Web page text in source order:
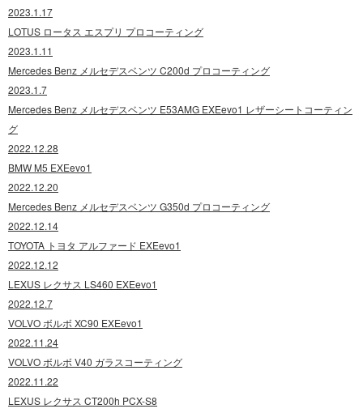
2023.1.17
LOTUS ロータス エスプリ プロコーティング
2023.1.11
Mercedes Benz メルセデスベンツ C200d プロコーティング
2023.1.7
Mercedes Benz メルセデスベンツ E53AMG EXEevo1 レザーシートコーティン
グ
2022.12.28
BMW M5 EXEevo1
2022.12.20
Mercedes Benz メルセデスベンツ G350d プロコーティング
2022.12.14
TOYOTA トヨタ アルファード EXEevo1
2022.12.12
LEXUS レクサス LS460 EXEevo1
2022.12.7
VOLVO ボルボ XC90 EXEevo1
2022.11.24
VOLVO ボルボ V40 ガラスコーティング
2022.11.22
LEXUS レクサス CT200h PCX-S8